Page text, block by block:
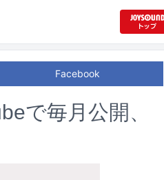
Facebook
で毎月公開、